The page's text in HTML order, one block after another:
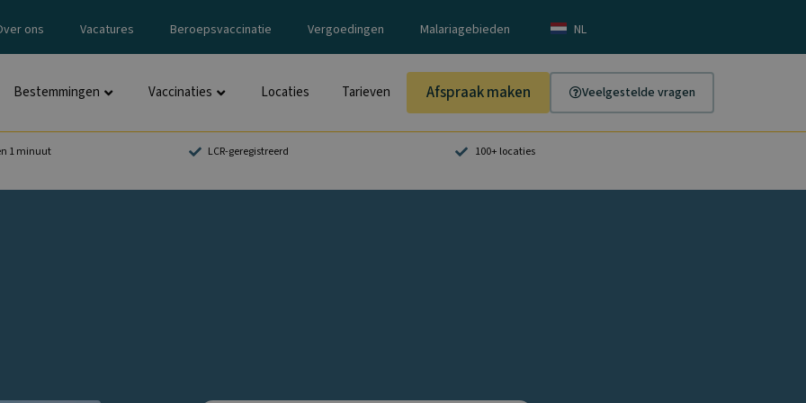
ons Vacatures Beroepsvaccinatie Vergoedingen Malariagebieden NL
Bestemmingen Vaccinaties Locaties Tarieven Afspraak maken Veelgestelde vragen
1 minuut LCR-geregistreerd 100+ locaties